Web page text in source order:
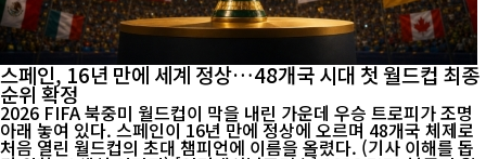
스페인, 16년 만에 세계 정상…48개국 시대 첫 월드컵 최종
순위 확정
2026 FIFA 북중미 월드컵이 막을 내린 가운데 우승 트로피가 조명
아래 놓여 있다. 스페인이 16년 만에 정상에 오르며 48개국 체제로
처음 열린 월드컵의 초대 챔피언에 이름을 올렸다. (기사 이해를 돕